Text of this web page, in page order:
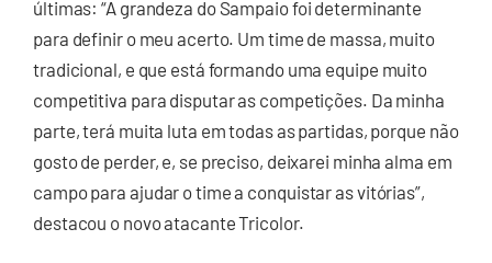
últimas: “A grandeza do Sampaio foi determinante
para definir o meu acerto. Um time de massa, muito
tradicional, e que está formando uma equipe muito
competitiva para disputar as competições. Da minha
parte, terá muita luta em todas as partidas, porque não
gosto de perder, e, se preciso, deixarei minha alma em
campo para ajudar o time a conquistar as vitórias”,
destacou o novo atacante Tricolor.